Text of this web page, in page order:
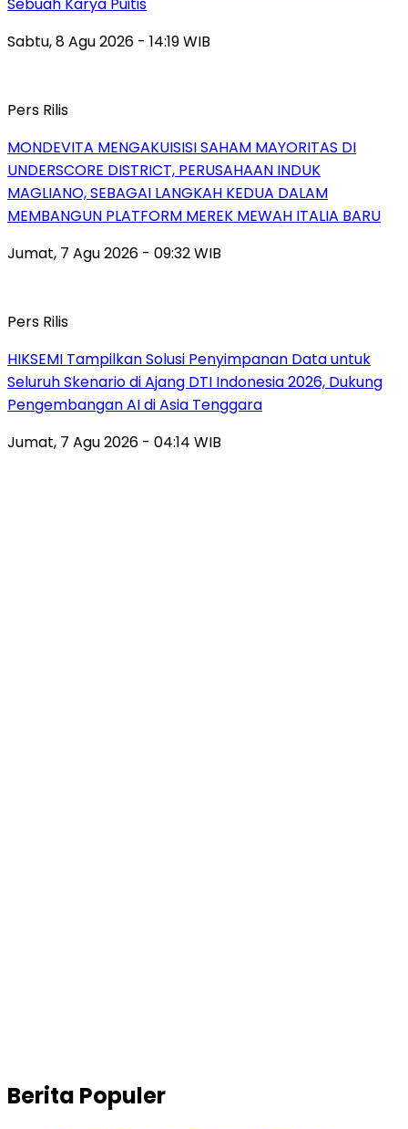
Sabtu, 8 Agu 2026 - 14:19 WIB
Pers Rilis
MONDEVITA MENGAKUISISI SAHAM MAYORITAS DI
UNDERSCORE DISTRICT, PERUSAHAAN INDUK
MAGLIANO, SEBAGAI LANGKAH KEDUA DALAM
MEMBANGUN PLATFORM MEREK MEWAH ITALIA BARU
Jumat, 7 Agu 2026 - 09:32 WIB
Pers Rilis
HIKSEMI Tampilkan Solusi Penyimpanan Data untuk
Seluruh Skenario di Ajang DTI Indonesia 2026, Dukung
Pengembangan AI di Asia Tenggara
Jumat, 7 Agu 2026 - 04:14 WIB
Berita Populer